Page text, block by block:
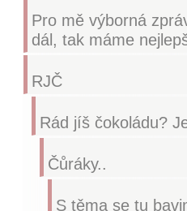
Pro mě výborná
dál, tak máme
RJČ
Rád jíš čokoládu?
Čůráky..
S těma se tu